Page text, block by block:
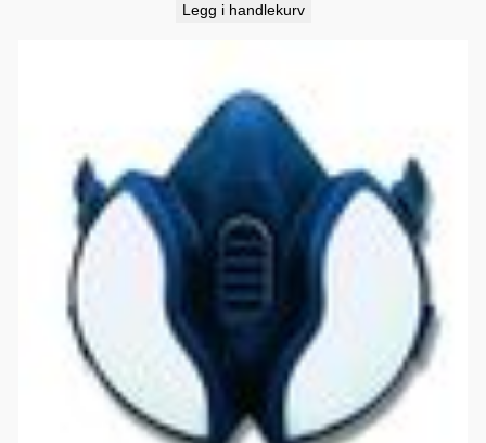
Legg i handlekurv